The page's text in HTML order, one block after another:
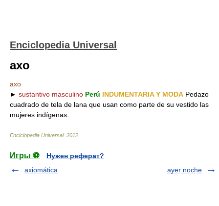
Enciclopedia Universal
axo
axo
► sustantivo masculino Perú INDUMENTARIA Y MODA Pedazo
cuadrado de tela de lana que usan como parte de su vestido las
mujeres indígenas.
Enciclopedia Universal. 2012
Игры ⚽
Нужен реферат?
axiomática
ayer noche